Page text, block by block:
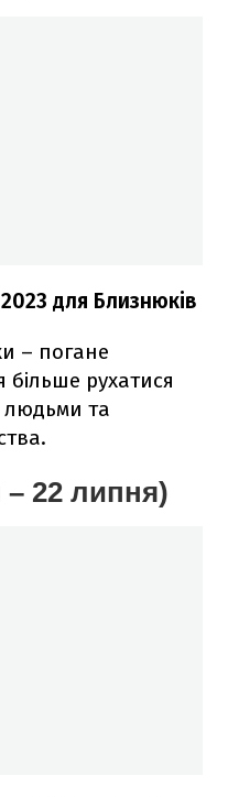
для Близнюків
– погане
рухатися
людьми та
– 22 липня)